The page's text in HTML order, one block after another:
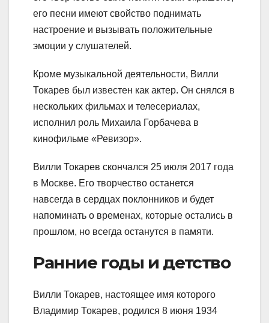
его песни имеют свойство поднимать
настроение и вызывать положительные
эмоции у слушателей.
Кроме музыкальной деятельности, Вилли
Токарев был известен как актер. Он снялся в
нескольких фильмах и телесериалах,
исполнил роль Михаила Горбачева в
кинофильме «Ревизор».
Вилли Токарев скончался 25 июля 2017 года
в Москве. Его творчество останется
навсегда в сердцах поклонников и будет
напоминать о временах, которые остались в
прошлом, но всегда останутся в памяти.
Ранние годы и детство
Вилли Токарев, настоящее имя которого
Владимир Токарев, родился 8 июня 1934